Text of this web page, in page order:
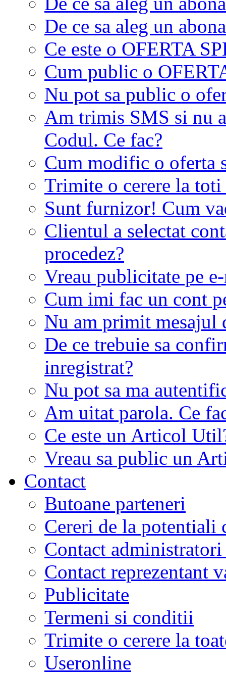
De ce sa aleg un
Ce este o OFERTA
Cum public o
Nu pot sa public o
Am trimis SMS si nu
Codul. Ce fac?
Cum modific o oferta
Trimite o cerere la
Sunt furnizor! Cum
Clientul a selectat
procedez?
Vreau publicitate pe
Cum imi fac un cont
Nu am primit mesajul
De ce trebuie sa
inregistrat?
Nu pot sa ma
Am uitat parola. Ce
Ce este un Articol
Vreau sa public un
Contact
Butoane parteneri
Cereri de la potentiali
Contact
Contact reprezentant
Publicitate
Termeni si conditii
Trimite o cerere la
Useronline